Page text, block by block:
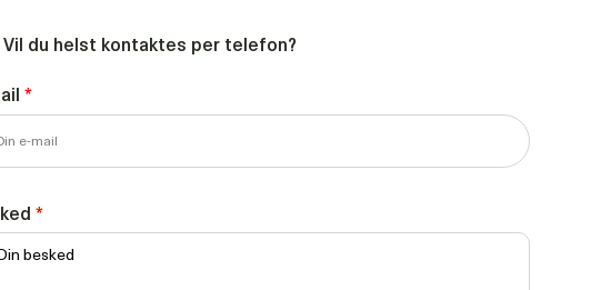
Vil du helst kontaktes per telefon?
*
*